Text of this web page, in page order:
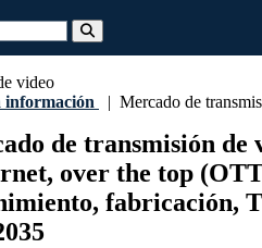
información | Mercado de
de transmisión
over the top
fabricación,